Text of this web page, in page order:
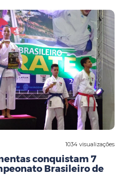
1034 visualizações
conquistam 7
Brasileiro de